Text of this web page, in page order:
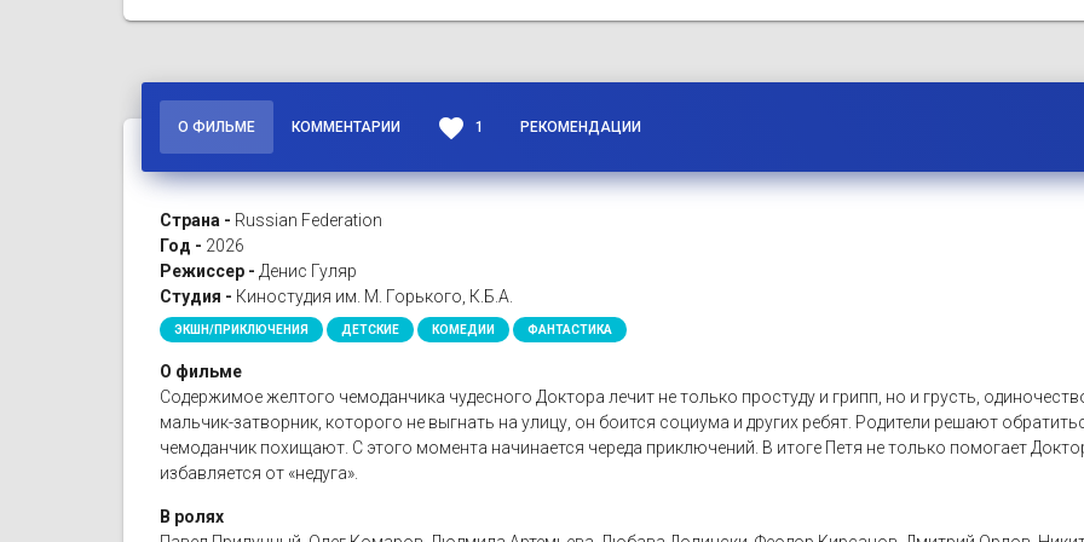
О ФИЛЬМЕ КОММЕНТАРИИ favorite 1 РЕКОМЕНДАЦИИ
Страна - Russian Federation
Год - 2026
Режиссер - Денис Гуляр
Студия - Киностудия им. М. Горького, К.Б.А.
ЭКШН/ПРИКЛЮЧЕНИЯ ДЕТСКИЕ КОМЕДИИ ФАНТАСТИКА
О фильме
Содержимое желтого чемоданчика чудесного Доктора лечит не только простуду и грипп, но и грусть,
мальчик-затворник, которого не выгнать на улицу, он боится социума и других ребят. Родители решают
чемоданчик похищают. С этого момента начинается череда приключений. В итоге Петя не только помогает
избавляется от «недуга».
В ролях